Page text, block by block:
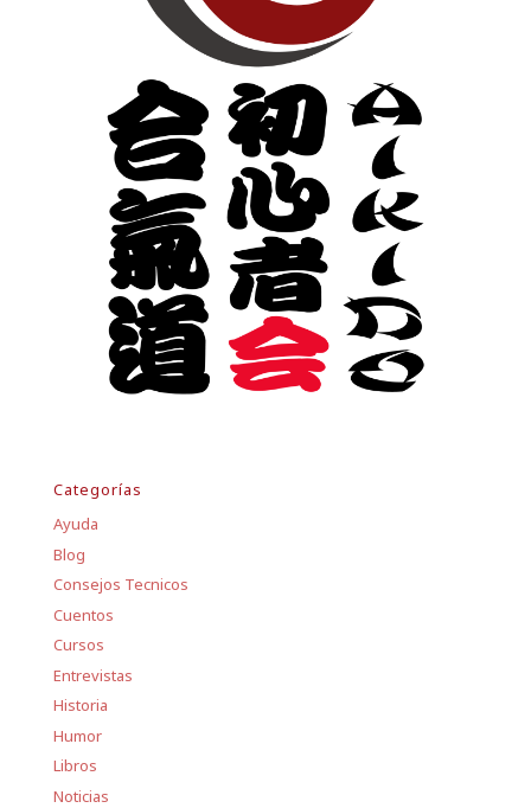
Categorías
Ayuda
Blog
Consejos Tecnicos
Cuentos
Cursos
Entrevistas
Historia
Humor
Libros
Noticias